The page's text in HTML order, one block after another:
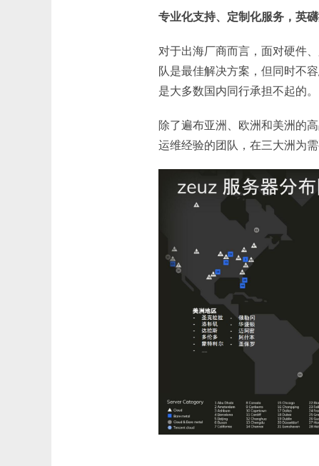
专业化支持、定制化服务，英
对于出海厂商而言，面对硬件
队是最佳解决方案，但同时不
是大多数国内同行承担不起的。
除了遍布亚洲、欧洲和美洲的
运维经验的团队，在三大洲为